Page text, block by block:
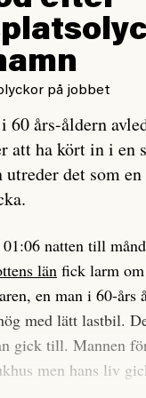
vara en röd, grön
svar som jag
McGowan
ser på Dagens
läsare som vill bli
utmanade –
och alla.
röd, grön och
journalistik än
ungdom
bod.
meningen,
rent, rätt och sant,
det klarare än
bussen hjälpte en
#23/2026Intervjun
Jesper
är ganska
på jobbet
60 års-åldern
att ha kört in i en
det som en
natten till
län fick larm
en man i 60-års
med lätt lastbil.
gick till. Mannen
men hans liv